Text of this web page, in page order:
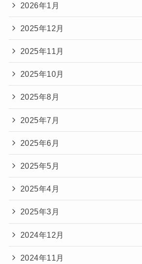
2026年1月
2025年12月
2025年11月
2025年10月
2025年8月
2025年7月
2025年6月
2025年5月
2025年4月
2025年3月
2024年12月
2024年11月